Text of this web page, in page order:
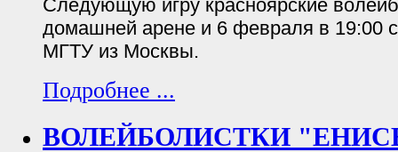
Следующую игру красноярские
домашней арене и 6 февраля в 19:00
МГТУ из Москвы.
Подробнее ...
ВОЛЕЙБОЛИСТКИ